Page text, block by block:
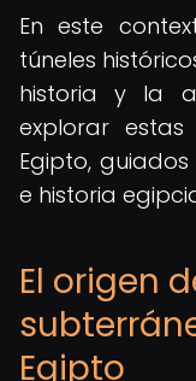
En este
túneles
historia y la
explorar
Egipto,
e historia
El origen
Egipto